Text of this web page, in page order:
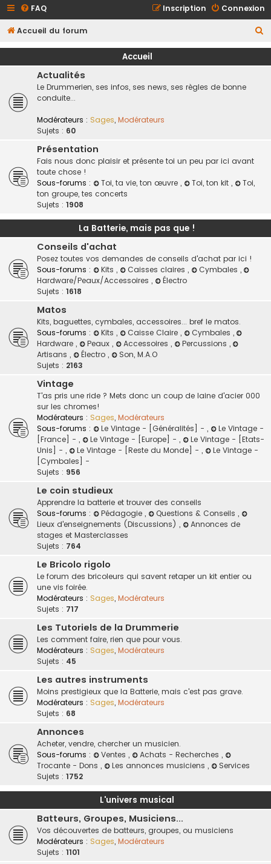
FAQ Connexion
Inscription
Accueil du forum
e
Accueil
Actualités
Le Drummerien, ses infos, ses news, ses règles de bonne
conduite...
Modérateurs : Sages, Modérateurs
Sujets : 60
Présentation
Fais nous donc plaisir et présente toi un peu par ici avant
toute chose !
Sous-forums :
Toi, ta vie, ton œuvre , Toi, ton kit ,
Toi,
ton groupe, tes concerts
Sujets : 1908
La Batterie, mais pas que !
Conseils d'achat
Posez toutes vos demandes de conseils d'achat par ici !
Sous-forums :
Kits , Caisses claires , Cymbales ,
Hardware/Peaux/Accessoires ,
Électro
Sujets : 1618
Matos
Kits, baguettes, cymbales, accessoires... bref le matos.
Sous-forums :
Kits , Caisse Claire , Cymbales ,
Hardware , Peaux , Accessoires , Percussions ,
Artisans , Électro ,
Son, M.A.O
Sujets : 2163
Vintage
T'as pris une ride ? Mets donc un coup de laine d'acier 000
sur les chromes!
Modérateurs : Sages, Modérateurs
Sous-forums :
Le Vintage - [Généralités] - ,
Le Vintage -
[France] - , Le Vintage - [Europe] - ,
Le Vintage - [Etats-
Unis] - , Le Vintage - [Reste du Monde] - ,
Le Vintage -
[Cymbales] -
Sujets : 956
Le coin studieux
Apprendre la batterie et trouver des conseils
Sous-forums :
Pédagogie , Questions & Conseils ,
Lieux d'enseignements (Discussions) ,
Annonces de
stages et Masterclasses
Sujets : 764
Le Bricolo rigolo
Le forum des bricoleurs qui savent retaper un kit entier ou
une vis foirée.
Modérateurs : Sages, Modérateurs
Sujets : 717
Les Tutoriels de la Drummerie
Les comment faire, rien que pour vous.
Modérateurs : Sages, Modérateurs
Sujets : 45
Les autres instruments
Moins prestigieux que la Batterie, mais c'est pas grave.
Modérateurs : Sages, Modérateurs
Sujets : 68
Annonces
Acheter, vendre, chercher un musicien.
Sous-forums :
Ventes , Achats - Recherches ,
Trocante - Dons , Les annonces musiciens ,
Services
Sujets : 1752
L'univers musical
Batteurs, Groupes, Musiciens...
Vos découvertes de batteurs, groupes, ou musiciens
Modérateurs : Sages, Modérateurs
Sujets : 1101